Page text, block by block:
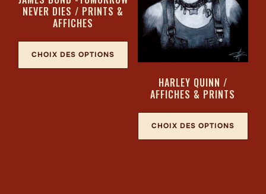
NEVER DIES / PRINTS &
AFFICHES
CHOIX DES OPTIONS
HARLEY QUINN /
AFFICHES & PRINTS
CHOIX DES OPTIONS